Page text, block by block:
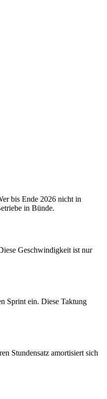
bis Ende 2026 nicht in
in Bünde.
Geschwindigkeit ist nur
Sprint ein. Diese Taktung
Stundensatz amortisiert sich